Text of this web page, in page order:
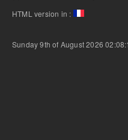
HTML version in :
Sunday 9th of August 2026